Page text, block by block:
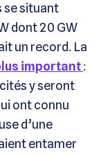
se situant
dont 20 GW
un record. La
important:
y seront
ont connu
d’une
entamer